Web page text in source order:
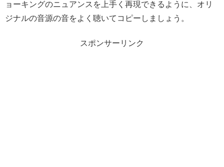
ョーキングのニュアンスを上手く再現できるように、オリ
ジナルの音源の音をよく聴いてコピーしましょう。
スポンサーリンク